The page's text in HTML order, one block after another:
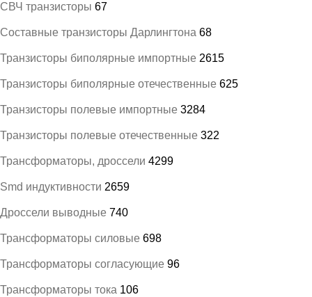
СВЧ транзисторы 67
Составные транзисторы Дарлингтона 68
Транзисторы биполярные импортные 2615
Транзисторы биполярные отечественные 625
Транзисторы полевые импортные 3284
Транзисторы полевые отечественные 322
Трансформаторы, дроссели 4299
Smd индуктивности 2659
Дроссели выводные 740
Трансформаторы силовые 698
Трансформаторы согласующие 96
Трансформаторы тока 106